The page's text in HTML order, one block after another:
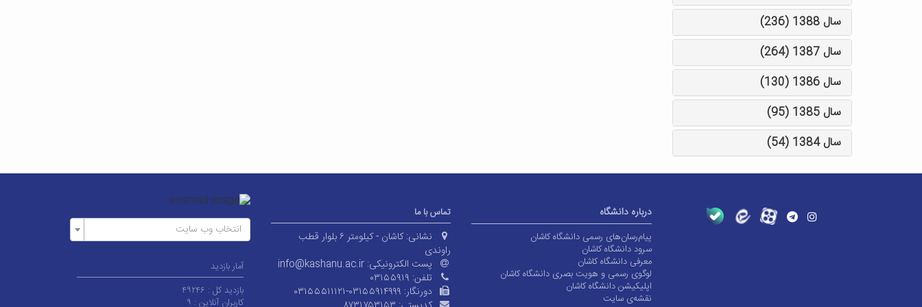
سال 1388 (236)
سال 1387 (264)
سال 1386 (130)
سال 1385 (95)
سال 1384 (54)
درباره دانشگاه
پیام‌رسان‌های رسمی دانشگاه کاشان
سرود دانشگاه کاشان
معرفی دانشگاه کاشان
لوگوی رسمی و هویت بصری دانشگاه کاشان
اپلیکیشن دانشگاه کاشان
نقشه‌ی سایت
تماس با ما
نشانی:
کاشان - کیلومتر ۶ بلوار قطب
راوندی
پست الکترونیکی: info@kashanu.ac.ir
تلفن: ۰۳۱۵۵۹۱۹
دورنگار: ۰۳۱۵۵۵۱۱۱۲۱-۰۳۱۵۵۹۱۴۹۹۹
انتخاب وب سایت
آمار بازدید
بازدید کل : ۴۹۲۴۶
کاربران آنلاین : ۹